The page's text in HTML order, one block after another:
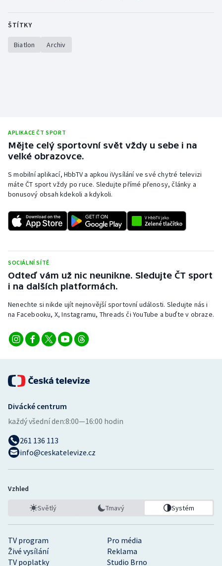
Stolní tenis
Triatlon
Veslování
Vodní slalom
Volejbal
ŠTÍTKY
Biatlon Archiv
APLIKACE ČT SPORT
Mějte celý sportovní svět vždy u sebe i na
velké obrazovce.
S mobilní aplikací, HbbTV a apkou iVysílání ve své chytré televizi
máte ČT sport vždy po ruce. Sledujte přímé přenosy, články a
bonusový obsah kdekoli a kdykoli.
SOCIÁLNÍ SÍTĚ
Odteď vám už nic neunikne. Sledujte ČT sport
i na dalších platformách.
Nenechte si nikde ujít nejnovější sportovní události. Sledujte nás i
na Facebooku, X, Instagramu, Threads či YouTube a buďte v obraze.
TV program
Pro média
Živé vysílání
Reklama
TV poplatky
Studio Brno
Divácké centrum
každý všední den:8:00—16:00 hodin
261 136 113
info@ceskatelevize.cz
Vzhled
Světlý Tmavý Systém